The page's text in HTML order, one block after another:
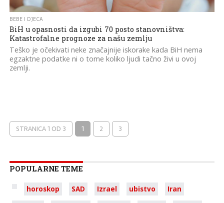
BEBE I DJECA
BiH u opasnosti da izgubi 70 posto stanovništva:
Katastrofalne prognoze za našu zemlju
Teško je očekivati neke značajnije iskorake kada BiH nema
egzaktne podatke ni o tome koliko ljudi tačno živi u ovoj
zemlji.
STRANICA 1 OD 3 1 2 3
POPULARNE TEME
horoskop SAD Izrael ubistvo
Iran